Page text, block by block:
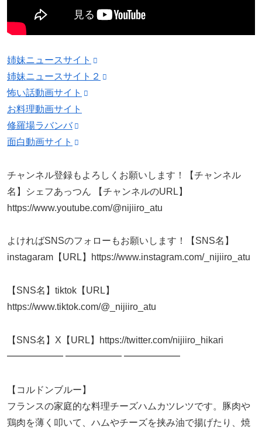
姉妹ニュースサイト
姉妹ニュースサイト２
怖い話動画サイト
お料理動画サイト
修羅場ラバンバ
面白動画サイト
チャンネル登録もよろしくお願いします！【チャンネル
名】シェフあっつん 【チャンネルのURL】
https://www.youtube.com/@nijiiro_atu
よければSNSのフォローもお願いします！【SNS名】
instagaram【URL】https://www.instagram.com/_nijiiro_atu
【SNS名】tiktok【URL】
https://www.tiktok.com/@_nijiiro_atu
【SNS名】X【URL】https://twitter.com/nijiiro_hikari
━━━━━━ ━━━━━━ ━━━━━━
【コルドンブルー】
フランスの家庭的な料理チーズハムカツレツです。豚肉や
鶏肉を薄く叩いて、ハムやチーズを挟み油で揚げたり、焼